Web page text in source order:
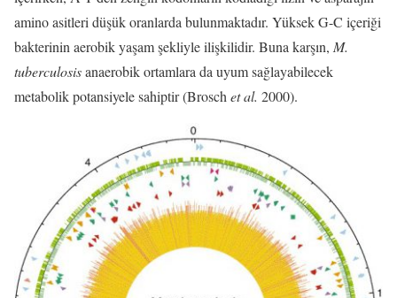
amino asitleri düşük oranlarda bulunmaktadır. Yüksek G-C içeriği
bakterinin aerobik yaşam şekliyle ilişkilidir. Buna karşın, M.
tuberculosisanaerobik ortamlara da uyum sağlayabilecek
metabolik potansiyele sahiptir (Broschet al. 2000).